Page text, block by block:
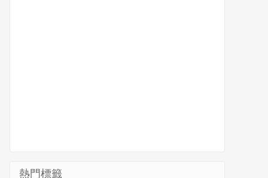
熱門標籤